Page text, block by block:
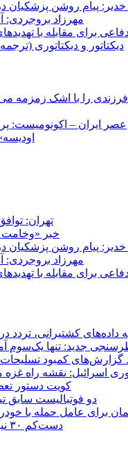
مهرزاد بروجردی:
دفاعی برای مقابله با
دیکتاتور و دیکتاتوری
را با اشک زمزمه
عصر ایران – اکونومیست:
تهران:
خبر «وخامت
مهرزاد بروجردی:
دفاعی برای مقابله با
داده‌های کشتیرانی،
جدید: تنها یک‌سوم
گزارش‌های کمبود
اسرائیل: نقشه راه غزه
کویت دستور
دو فوتبالیست سابق
برای عامل حمله با
دست‌کم ۳۰ نیروی دولتی یمن در حملات حوثی‌ها کشته شدند